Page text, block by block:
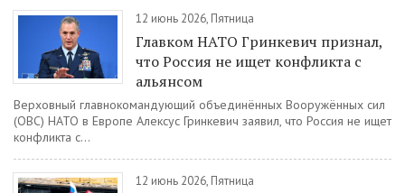
12 июнь 2026, Пятница
Главком НАТО Гринкевич признал,
что Россия не ищет конфликта с
альянсом
Верховный главнокомандующий объединённых Вооружённых сил
(ОВС) НАТО в Европе Алексус Гринкевич заявил, что Россия не ищет
конфликта с...
12 июнь 2026, Пятница